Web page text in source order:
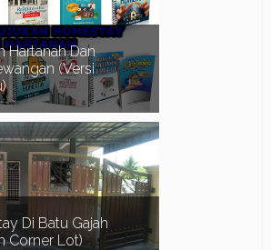
menghadapi masalah
Hartanah Dan
(Versi
Salam Sejahtera.. Terlebih
selamat datang
dan terima kasih ker...
Di Batu Gajah
Corner Lot)